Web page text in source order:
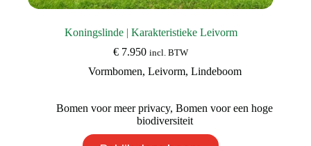
Koningslinde | Karakteristieke Leivorm
€ 7.950 incl. BTW
Vormbomen, Leivorm, Lindeboom
Bomen voor meer privacy,Bomen voor een hoge
biodiversiteit